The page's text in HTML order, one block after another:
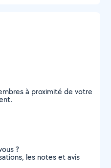
à proximité de votre
?
les notes et avis